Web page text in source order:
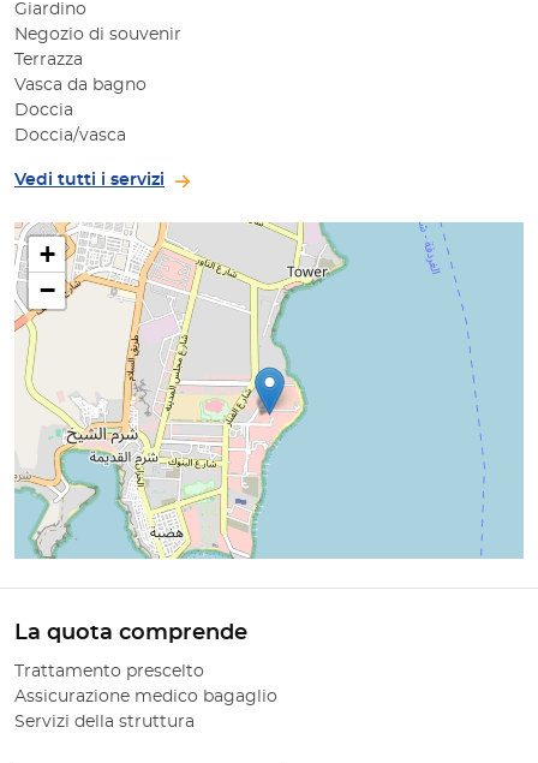
Giardino
Negozio di souvenir
Terrazza
Vasca da bagno
Doccia
Doccia/vasca
Vedi tutti i servizi
+
−
La quota comprende
Trattamento prescelto
Assicurazione medico bagaglio
Servizi della struttura